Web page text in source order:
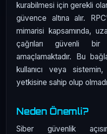
kurabilmesi için gerekli
güvence altına alır.
mimarisi kapsamında,
çağrıları güvenli bir
amaçlamaktadır. Bu
kullanıcı veya
yetkisine sahip olup
Neden Önemli?
Siber güvenlik